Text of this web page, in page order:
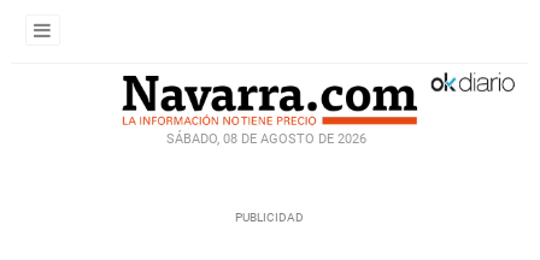
SÁBADO, 08 DE AGOSTO DE 2026